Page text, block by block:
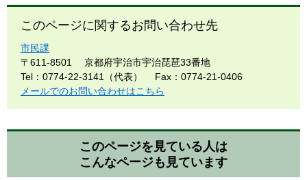
このページに関するお問い合わせ先
市民課
〒611-8501
京都府宇治市宇治琵琶33番地
Tel：0774-22-3141（代表）
Fax：0774-21-0406
メールでのお問い合わせはこちら
このページを見ている人は
こんなページも見ています